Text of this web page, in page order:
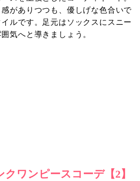
がありつつも、優しげな色合いで
ルです。足元はソックスにスニー
気へと導きましょう。
ワンピースコーデ【2】